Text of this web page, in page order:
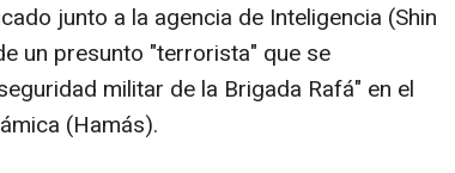
junto a la agencia de Inteligencia (Shin
un presunto "terrorista" que se
militar de la Brigada Rafá" en el
(Hamás).